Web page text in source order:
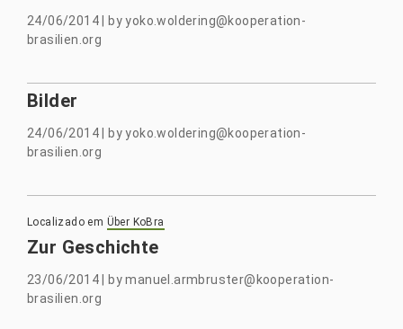
24/06/2014 byyoko.woldering@kooperation-
brasilien.org
Bilder
24/06/2014 byyoko.woldering@kooperation-
brasilien.org
Localizado em Über KoBra
Zur Geschichte
23/06/2014 bymanuel.armbruster@kooperation-
brasilien.org